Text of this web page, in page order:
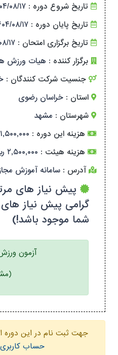
تاریخ شروع دوره : ۱۴۰۴/
تاریخ پایان دوره : ۱۴۰۴/۰۸/
تاریخ برگزاری امتحان :
برگزار کننده : هیات ورزش
جنسیت شرکت کنندگان :
استان : خراسان رضوی
شهرستان : مشهد
هزینه این دوره : ۱,۵۰۰,۰۰۰ ریال
هزینه هیئت : ۲,۵۰۰,۰۰۰ ریال
آدرس : سامانه آموزش
پیش نیاز های
گرامی پیش نیاز های
شما موجود باشد!)
آزمون ورزش
جهت ثبت نام در این دوره
حساب کاربری